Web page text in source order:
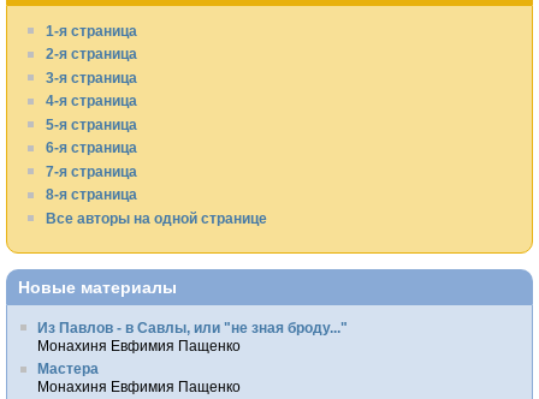
1-я страница
2-я страница
3-я страница
4-я страница
5-я страница
6-я страница
7-я страница
8-я страница
Все авторы на одной странице
Новые материалы
Из Павлов - в Савлы, или "не зная броду..."
Монахиня Евфимия Пащенко
Мастера
Монахиня Евфимия Пащенко